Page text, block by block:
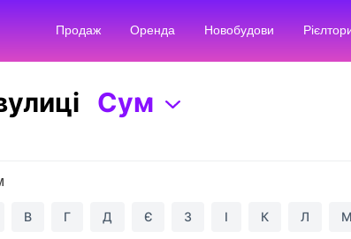
Продаж Оренда Новобудови
Сум
В Г Д Є З І К Л М